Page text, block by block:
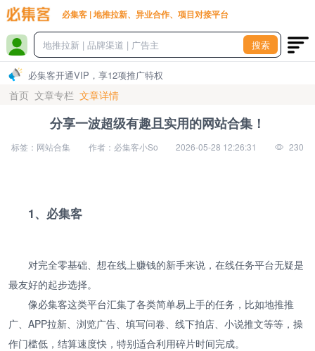
必集客 | 地推拉新、异业合作、项目对接平台
搜索
必集客开通VIP，享12项推广特权
首页 文章专栏 文章详情
分享一波超级有趣且实用的网站合集！
标签：网站合集 作者：必集客小So 2026-05-28 12:26:31 230
1、必集客
对完全零基础、想在线上赚钱的新手来说，在线任务平台无疑是
最友好的起步选择。
像必集客这类平台汇集了各类简单易上手的任务，比如地推推
广、APP拉新、浏览广告、填写问卷、线下拍店、小说推文等等，操
作门槛低，结算速度快，特别适合利用碎片时间完成。